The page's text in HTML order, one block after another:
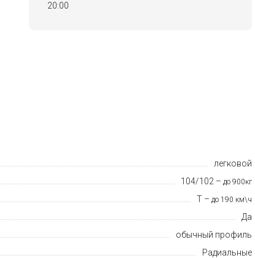
20:00
легковой
104/102 – до 900кг
T – до 190 км\ч
Да
обычный профиль
Радиальные